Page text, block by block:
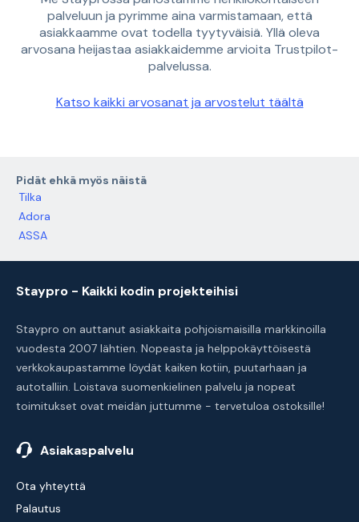
palveluun ja pyrimme aina varmistamaan, että
asiakkaamme ovat todella tyytyväisiä. Yllä oleva
arvosana heijastaa asiakkaidemme arvioita Trustpilot-
palvelussa.
Katso kaikki arvosanat ja arvostelut täältä
Pidät ehkä myös näistä
Tilka
Adora
ASSA
Staypro - Kaikki kodin projekteihisi
Staypro on auttanut asiakkaita pohjoismaisilla markkinoilla
vuodesta 2007 lähtien. Nopeasta ja helppokäyttöisestä
verkkokaupastamme löydät kaiken kotiin, puutarhaan ja
autotalliin. Loistava suomenkielinen palvelu ja nopeat
toimitukset ovat meidän juttumme - tervetuloa ostoksille!
Asiakaspalvelu
Ota yhteyttä
Palautus